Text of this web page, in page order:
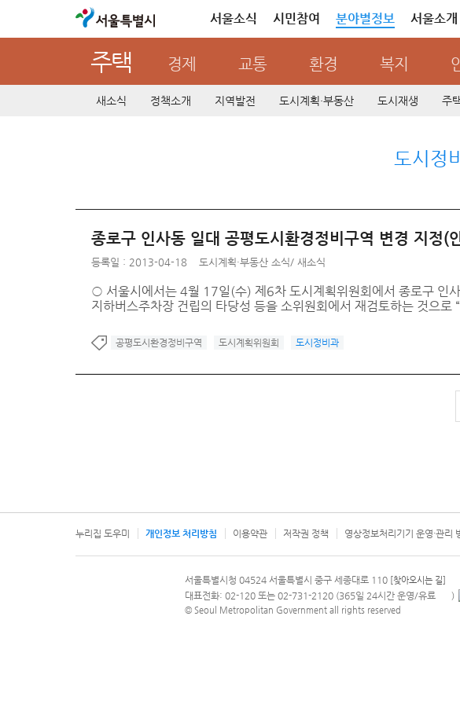
서울특별시 서울소식 시민참여 분야별정보 서울소개
주택 경제 교통 환경 복지
새소식 정책소개 지역발전 도시계획·부동산 도시재생 주
도시정
종로구 인사동 일대 공평도시환경정비구역 변경 지정(
등록일 : 2013-04-18 도시계획·부동산 소식/ 새소식
○ 서울시에서는 4월 17일(수) 제6차 도시계획위원회에서 종로구 인
지하버스주차장 건립의 타당성 등을 소위원회에서 재검토하는 것으로
공평도시환경정비구역 도시계획위원회 도시정비과
누리집 도우미 개인정보 처리방침 이용약관 저작권 정책 영상정보처리기기 운영·관리
문의 전화번호 120, 120 다산콜재단
서울특별시청 04524 서울특별시 중구 세종대로 110 [찾아오시는 길]
대표전화: 02-120 또는 02-731-2120 (365일 24시간 운영/유료 안
)
© Seoul Metropolitan Government all rights reserved